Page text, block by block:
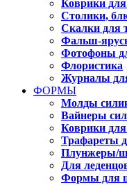
Коврики
Столики,
Скалки для
Фальш-
Фотофоны
Флористика
Журналы
ФОРМЫ
Молды
Вайнеры
Коврики для
Трафареты
Плунжеры/
Для
Формы для